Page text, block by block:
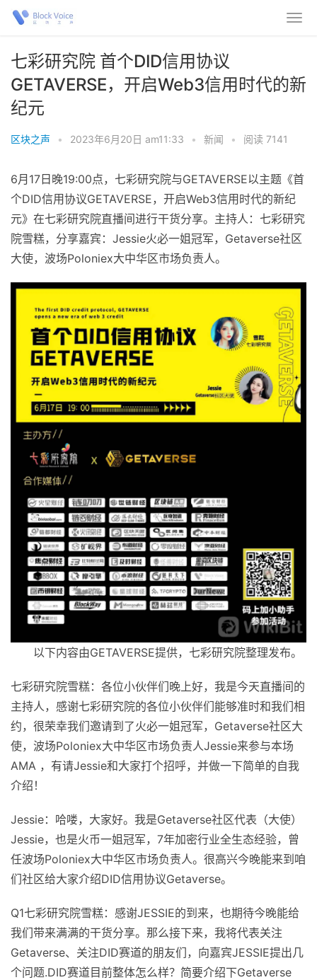
七彩研究院 首个DID信用协议
GETAVERSE，开启Web3信用时代的新
纪元
区块之声 • 2023年6月20日 am11:33 • 新闻 • 阅读 7141
6月17日晚19:00点，七彩研究院与GETAVERSE以主题《首
个DID信用协议GETAVERSE，开启Web3信用时代的新纪
元》在七彩研究院直播间进行干货分享。主持人：七彩研究
院雪糕，分享嘉宾：Jessie火必一姐冠军，Getaverse社区
大使，波场Poloniex大中华区市场负责人。
以下内容由GETAVERSE提供，七彩研究院整理发布。
七彩研究院雪糕：各位小伙伴们晚上好，我是今天直播间的
主持人，感谢七彩研究院的各位小伙伴们能够准时和我们相
约，很荣幸我们邀请到了火必一姐冠军，Getaverse社区大
使，波场Poloniex大中华区市场负责人Jessie来参与本场
AMA ，有请Jessie和大家打个招呼，并做一下简单的自我
介绍！
Jessie：哈喽，大家好。我是Getaverse社区代表（大使）
Jessie，也是火币一姐冠军，7年加密行业全生态经验，曾
任波场Poloniex大中华区市场负责人。很高兴今晚能来到咱
们社区给大家介绍DID信用协议Getaverse。
Q1七彩研究院雪糕：感谢JESSIE的到来，也期待今晚能给
我们带来满满的干货分享。那么接下来，我将代表关注
Getaverse、关注DID赛道的朋友们，向嘉宾JESSIE提出几
个问题.DID赛道目前整体怎么样？简要介绍下Getaverse